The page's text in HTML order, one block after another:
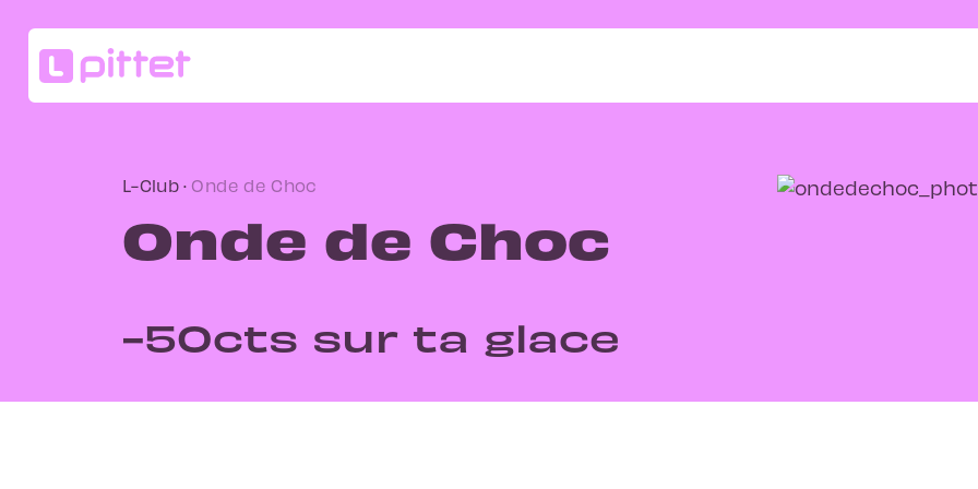
L-Club · Onde de Choc
Onde de Choc
-50cts sur ta glace